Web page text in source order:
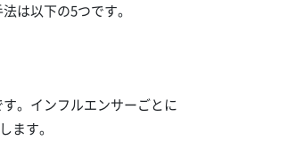
は以下の5つです。
。インフルエンサーごとに
ます。